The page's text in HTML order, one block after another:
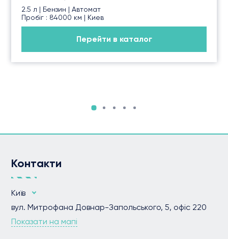
2.5 л | Бензин | Автомат
Пробіг : 84000 км | Киев
Перейти в каталог
Контакти
Київ
вул. Митрофана Довнар-Запольського, 5, офіс 220
Показати на мапі